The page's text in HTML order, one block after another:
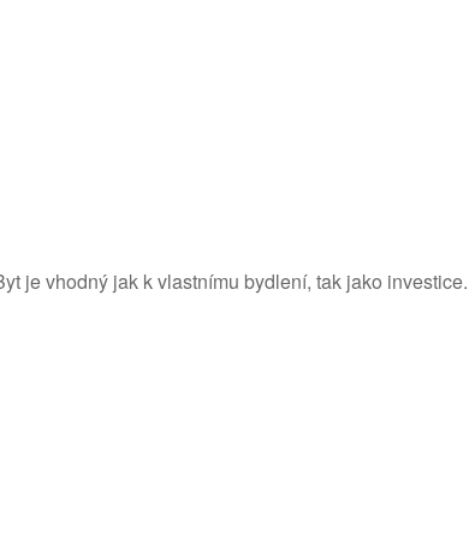
je vhodný jak k vlastnímu bydlení, tak jako investice.